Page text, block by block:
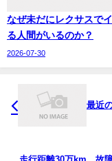
なぜ未だにレクサスで
る人間がいるのか？
2026-07-30
最近